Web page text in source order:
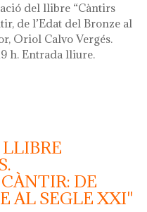
del llibre “Càntirs
de l’Edat del Bronze al
Oriol Calvo Vergés.
h. Entrada lliure.
2026
DE
AL SEGLE XXI"